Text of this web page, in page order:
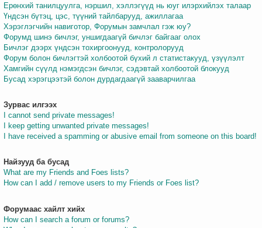
Ерөнхий танилцуулга, нэршил, хэллэгүүд нь юуг илэрхийлэх талаар
Үндсэн бүтэц, цэс, түүний тайлбарууд, ажиллагаа
Хэрэглэгчийн навиготор, Форумын замчлал гэж юу?
Форумд шинэ бичлэг, уншигдаагүй бичлэг байгааг олох
Бичлэг дээрх үндсэн тохиргоонууд, контролорууд
Форум болон бичлэгтэй холбоотой бүхий л статистакууд, үзүүлэлт
Хамгийн сүүлд нэмэгдсэн бичлэг, сэдэвтай холбоотой блокууд
Бусад хэрэгцээтэй болон дурдагдаагүй зааварчилгаа
Зурвас илгээх
I cannot send private messages!
I keep getting unwanted private messages!
I have received a spamming or abusive email from someone on this board!
Найзууд ба бусад
What are my Friends and Foes lists?
How can I add / remove users to my Friends or Foes list?
Форумаас хайлт хийх
How can I search a forum or forums?